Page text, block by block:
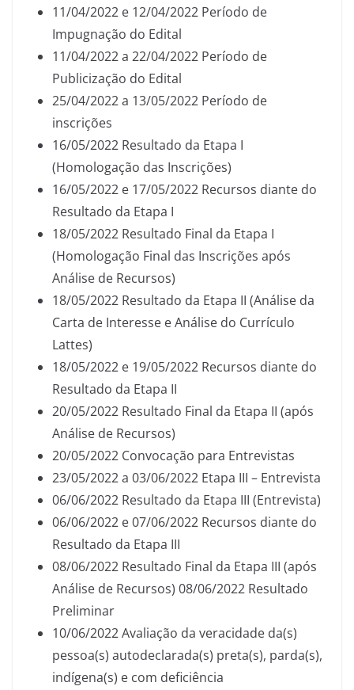
11/04/2022 e 12/04/2022 Período de
Impugnação do Edital
11/04/2022 a 22/04/2022 Período de
Publicização do Edital
25/04/2022 a 13/05/2022 Período de
inscrições
16/05/2022 Resultado da Etapa I
(Homologação das Inscrições)
16/05/2022 e 17/05/2022 Recursos diante do
Resultado da Etapa I
18/05/2022 Resultado Final da Etapa I
(Homologação Final das Inscrições após
Análise de Recursos)
18/05/2022 Resultado da Etapa II (Análise da
Carta de Interesse e Análise do Currículo
Lattes)
18/05/2022 e 19/05/2022 Recursos diante do
Resultado da Etapa II
20/05/2022 Resultado Final da Etapa II (após
Análise de Recursos)
20/05/2022 Convocação para Entrevistas
23/05/2022 a 03/06/2022 Etapa III – Entrevista
06/06/2022 Resultado da Etapa III (Entrevista)
06/06/2022 e 07/06/2022 Recursos diante do
Resultado da Etapa III
08/06/2022 Resultado Final da Etapa III (após
Análise de Recursos) 08/06/2022 Resultado
Preliminar
10/06/2022 Avaliação da veracidade da(s)
pessoa(s) autodeclarada(s) preta(s), parda(s),
indígena(s) e com deficiência